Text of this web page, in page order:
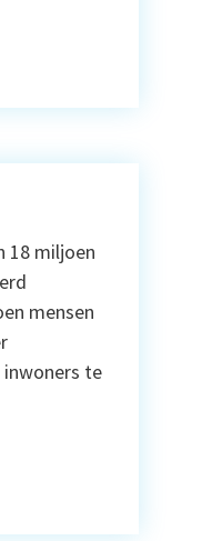
18 miljoen
mensen
inwoners te